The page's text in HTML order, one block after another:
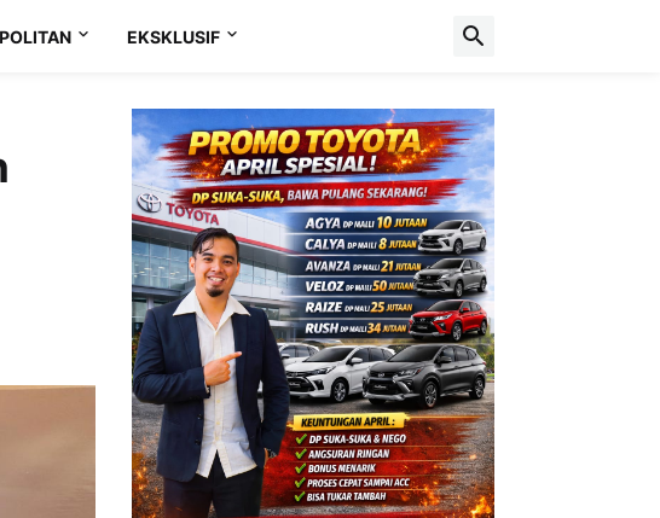
EKSKLUSIF